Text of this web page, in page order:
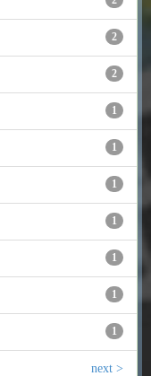
2
2
1
1
1
1
1
1
1
next >